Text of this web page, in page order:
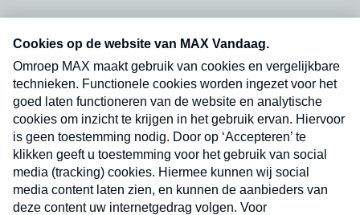
nieuwsbrief. Elke vrijdag- en dinsdagochtend in
uw mailbox.
Verzend